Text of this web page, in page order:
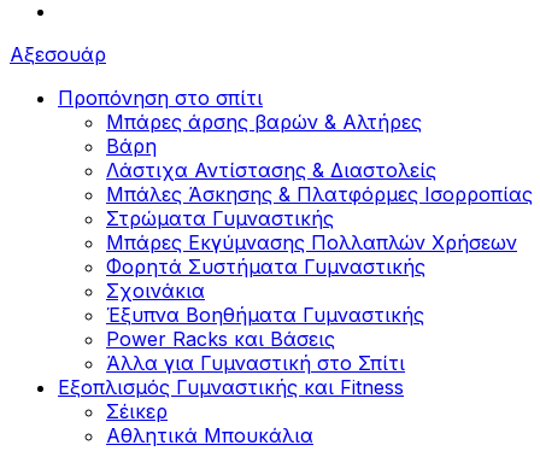
Αξεσουάρ
Προπόνηση στο σπίτι
Μπάρες άρσης βαρών & Αλτήρες
Βάρη
Λάστιχα Αντίστασης & Διαστολείς
Μπάλες Άσκησης & Πλατφόρμες Ισορροπίας
Στρώματα Γυμναστικής
Μπάρες Εκγύμνασης Πολλαπλών Χρήσεων
Φορητά Συστήματα Γυμναστικής
Σχοινάκια
Έξυπνα Βοηθήματα Γυμναστικής
Power Racks και Βάσεις
Άλλα για Γυμναστική στο Σπίτι
Εξοπλισμός Γυμναστικής και Fitness
Σέικερ
Αθλητικά Μπουκάλια